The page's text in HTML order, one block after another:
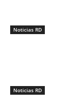
Noticias RD
Noticias RD